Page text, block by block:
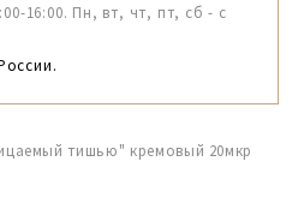
16:00. Пн, вт, чт, пт, сб - с
тишью" кремовый 20мкр